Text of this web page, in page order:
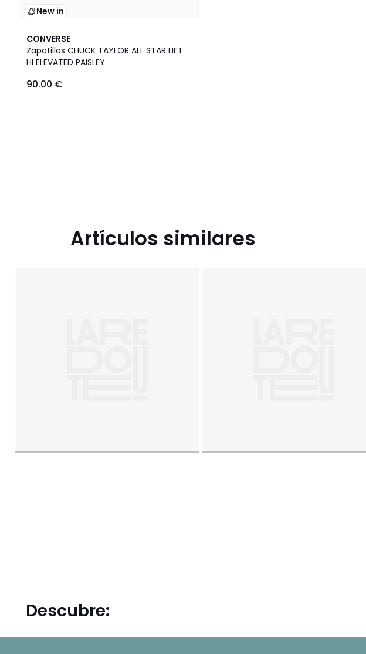
New in
CONVERSE
Zapatillas CHUCK TAYLOR ALL STAR LIFT
HI ELEVATED PAISLEY
90.00 €
Artículos similares
Descubre: